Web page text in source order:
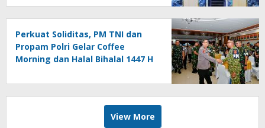
Perkuat Soliditas, PM TNI dan
Propam Polri Gelar Coffee
Morning dan Halal Bihalal 1447 H
View More